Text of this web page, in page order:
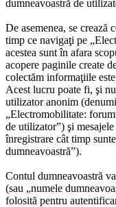
dumneavoastră de
De asemenea, se
timp ce navigaţi pe
acestea sunt în afara
acopere paginile create
colectăm informaţiile
Acest lucru poate fi, şi
utilizator anonim
„Electromobilitate:
de utilizator”) şi
înregistrare cât timp
dumneavoastră”).
Contul dumneavoastră
(sau „numele
folosită pentru